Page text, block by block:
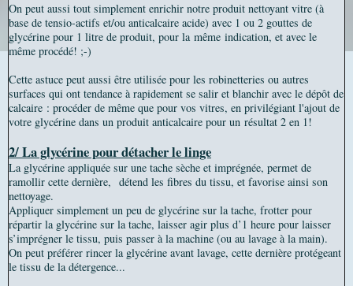
On peut aussi tout simplement enrichir notre produit nettoyant vitre (à
base de tensio-actifs et/ou anticalcaire acide) avec 1 ou 2 gouttes de
glycérine pour 1 litre de produit, pour la même indication, et avec le
même procédé! ;-)
Cette astuce peut aussi être utilisée pour les robinetteries ou autres
surfaces qui ont tendance à rapidement se salir et blanchir avec le dépôt de
calcaire : procéder de même que pour vos vitres, en privilégiant l'ajout de
votre glycérine dans un produit anticalcaire pour un résultat 2 en 1!
2/ La glycérine pour détacher le linge
La glycérine appliquée sur une tache sèche et imprégnée, permet de
ramollir cette dernière, détend les fibres du tissu, et favorise ainsi son
nettoyage.
Appliquer simplement un peu de glycérine sur la tache, frotter pour
répartir la glycérine sur la tache, laisser agir plus d’1 heure pour laisser
s’imprégner le tissu, puis passer à la machine (ou au lavage à la main).
On peut préférer rincer la glycérine avant lavage, cette dernière protégeant
le tissu de la détergence...